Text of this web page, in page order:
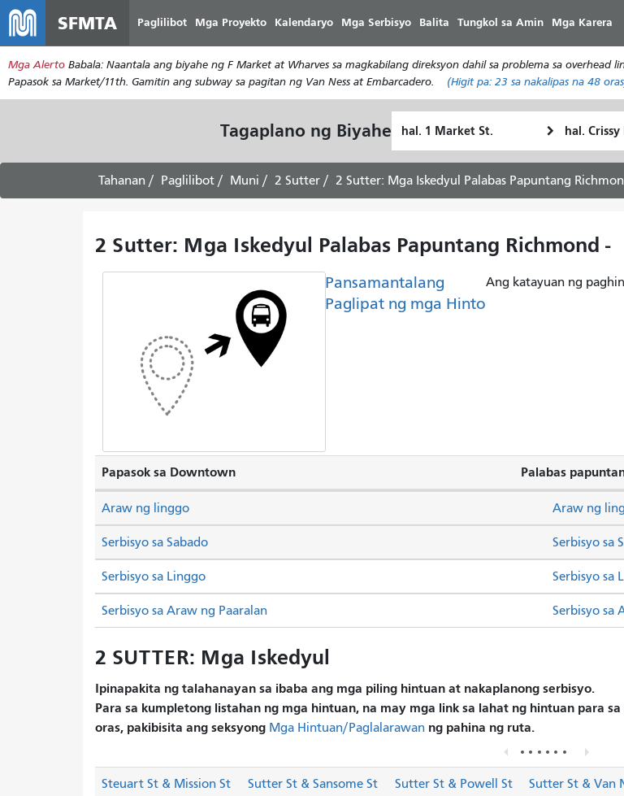
ang
pangunahing
nilalaman
SFMTA Paglilibot Mga Proyekto Kalendaryo Mga Serbisyo Balita Tungkol sa Amin Mga Karera
Mga Alerto Babala: Naantala ang biyahe ng F Market at Wharves sa magkabilang direksyon dahil sa problema sa overhead
Papasok sa Market/11th. Gamitin ang subway sa pagitan ng Van Ness at Embarcadero.
(Higit pa: 23 sa nakalipas na 48
Tagaplano ng Biyahe
Pagtatapos
Tahanan Paglilibot Muni 2 Sutter 2 Sutter: Mga Iskedyul Palabas Papuntang
2 Sutter: Mga Iskedyul Palabas Papuntang Richmond -
Pansamantalang
Paglipat ng mga Hinto
Ang katayuan ng
Papasok sa Downtown Palabas
Serbisyo sa Sabado Serbisyo sa
Serbisyo sa Linggo Serbisyo sa
Araw ng linggo Araw ng
Serbisyo sa Araw ng Paaralan Serbisyo sa
2 SUTTER: Mga Iskedyul
Ipinapakita ng talahanayan sa ibaba ang mga piling hintuan at nakaplanong serbisyo.
Para sa kumpletong listahan ng mga hintuan, na may mga link sa lahat ng hintuan para
oras, pakibisita ang seksyong Mga Hintuan/Paglalarawan ng pahina ng ruta.
Steuart St & Mission St Sutter St & Sansome St Sutter St & Powell St Sutter St & Van